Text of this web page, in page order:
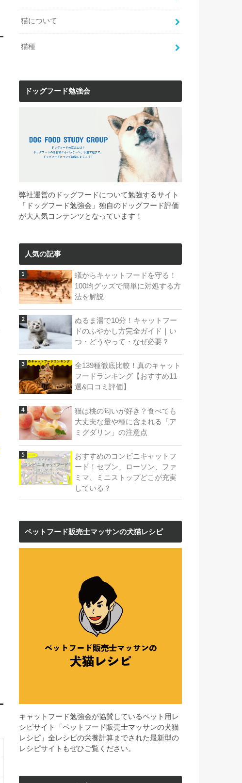
猫について
猫種
ドッグフード勉強会
弊社運営のドッグフードについて勉強するサイト
「ドッグフード勉強会」独自のドッグフード評価
が大人気コンテンツとなっています！
人気の記事
蟻からキャットフードを守る！
100均グッズで簡単に対処する方
法を解説
ぬるま湯で10分！キャットフー
ドのふやかし方完全ガイド｜い
つ・どうやって・なぜ必要？
全139種徹底比較！真のキャット
フードランキング【おすすめ11
選&口コミ評価】
猫は桃の匂いが好き？食べても
大丈夫な量や種に含まれる「ア
ミグダリン」の注意点
おすすめのコンビニキャットフ
ード！セブン、ローソン、ファ
ミマ、ミニストップどこが充実
している？
ペットフード販売士マッサンの犬猫レシピ
キャットフード勉強会が協賛しているペット用レ
シピサイト「ペットフード販売士マッサンの犬猫
レシピ」全レシピの栄養計算までされた最新型の
レシピサイトもぜひご覧ください。